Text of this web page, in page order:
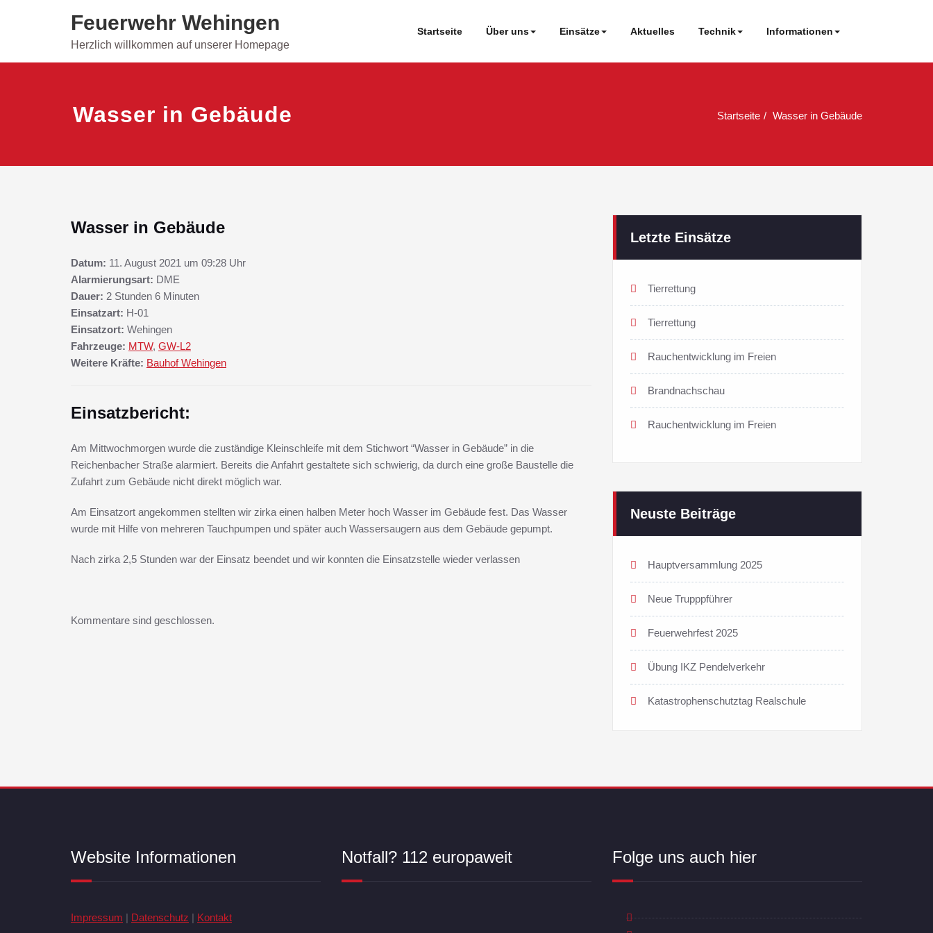
Feuerwehr Wehingen
Herzlich willkommen auf unserer Homepage
Startseite Über uns Einsätze Aktuelles Technik Informationen
Wasser in Gebäude Startseite Wasser in Gebäude
Wasser in Gebäude
Datum: 11. August 2021 um 09:28 Uhr
Alarmierungsart: DME
Dauer: 2 Stunden 6 Minuten
Einsatzart: H-01
Einsatzort: Wehingen
Fahrzeuge: MTW, GW-L2
Weitere Kräfte: Bauhof Wehingen
Einsatzbericht:
Am Mittwochmorgen wurde die zuständige Kleinschleife mit dem Stichwort “Wasser in Gebäude” in die
Reichenbacher Straße alarmiert. Bereits die Anfahrt gestaltete sich schwierig, da durch eine große Baustelle die
Zufahrt zum Gebäude nicht direkt möglich war.
Am Einsatzort angekommen stellten wir zirka einen halben Meter hoch Wasser im Gebäude fest. Das Wasser
wurde mit Hilfe von mehreren Tauchpumpen und später auch Wassersaugern aus dem Gebäude gepumpt.
Nach zirka 2,5 Stunden war der Einsatz beendet und wir konnten die Einsatzstelle wieder verlassen
Kommentare sind geschlossen.
Letzte Einsätze
Tierrettung
Tierrettung
Rauchentwicklung im Freien
Brandnachschau
Rauchentwicklung im Freien
Neuste Beiträge
Hauptversammlung 2025
Neue Trupppführer
Feuerwehrfest 2025
Übung IKZ Pendelverkehr
Katastrophenschutztag Realschule
Website Informationen
Impressum | Datenschutz | Kontakt
Notfall? 112 europaweit Folge uns auch hier